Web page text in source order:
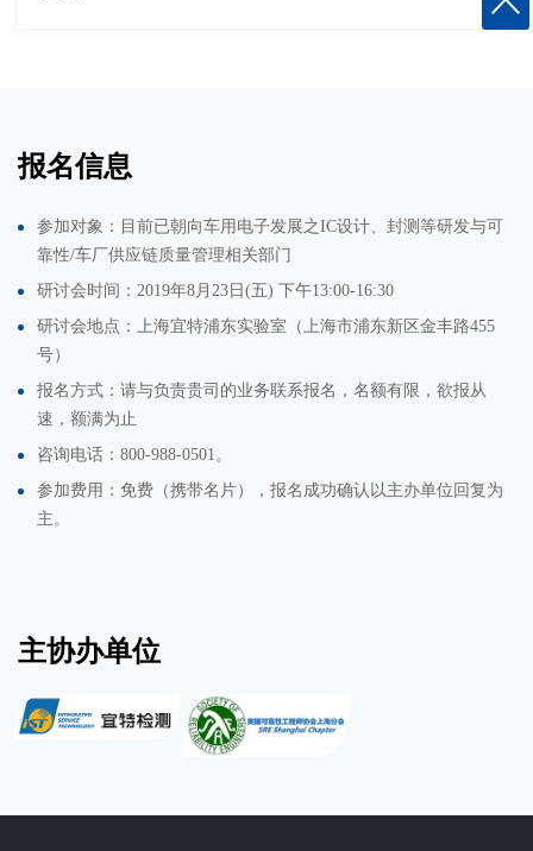
报名信息
参加对象：目前已朝向车用电子发展之IC设计、封测等研发与可
靠性/车厂供应链质量管理相关部门
研讨会时间：2019年8月23日(五) 下午13:00-16:30
研讨会地点：上海宜特浦东实验室（上海市浦东新区金丰路455
号）
报名方式：请与负责贵司的业务联系报名，名额有限，欲报从
速，额满为止
咨询电话：800-988-0501。
参加费用：免费（携带名片），报名成功确认以主办单位回复为
主。
主协办单位